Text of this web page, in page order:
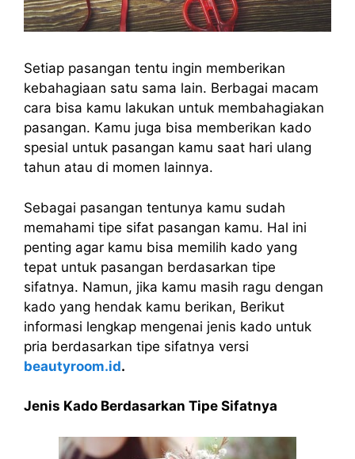
Setiap pasangan tentu ingin memberikan
kebahagiaan satu sama lain. Berbagai macam
cara bisa kamu lakukan untuk membahagiakan
pasangan. Kamu juga bisa memberikan kado
spesial untuk pasangan kamu saat hari ulang
tahun atau di momen lainnya.
Sebagai pasangan tentunya kamu sudah
memahami tipe sifat pasangan kamu. Hal ini
penting agar kamu bisa memilih kado yang
tepat untuk pasangan berdasarkan tipe
sifatnya. Namun, jika kamu masih ragu dengan
kado yang hendak kamu berikan, Berikut
informasi lengkap mengenai jenis kado untuk
pria berdasarkan tipe sifatnya versi
beautyroom.id.
Jenis Kado Berdasarkan Tipe Sifatnya